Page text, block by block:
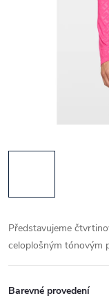
Představujeme
celoplošným tónovým
Barevné provedení